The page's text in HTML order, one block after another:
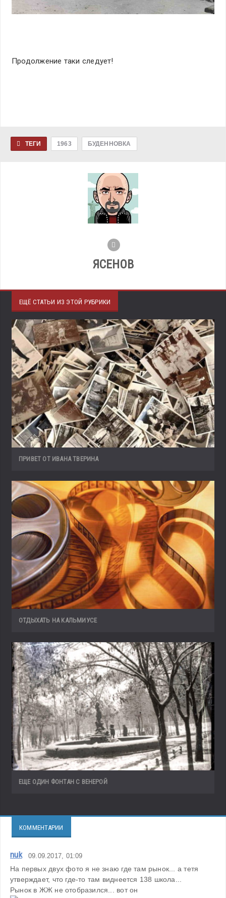
Продолжение таки следует!
ТЕГИ 1963 БУДЕННОВКА
ЯСЕНОВ
ЕЩЁ СТАТЬИ ИЗ ЭТОЙ РУБРИКИ
ПРИВЕТ ОТ ИВАНА ТВЕРИНА
ОТДЫХАТЬ НА КАЛЬМИУСЕ
ЕЩЕ ОДИН ФОНТАН С ВЕНЕРОЙ
КОММЕНТАРИИ
nuk 09.09.2017, 01:09
На первых двух фото я не знаю где там рынок... а тетя
утверждает, что где-то там виднеется 138 школа...